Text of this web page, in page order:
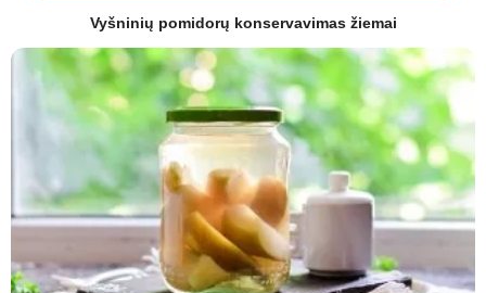
Vyšninių pomidorų konservavimas žiemai